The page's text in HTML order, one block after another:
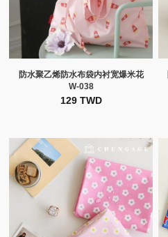
防水聚乙烯防水布袋内衬宽爆米花
W-038
129 TWD